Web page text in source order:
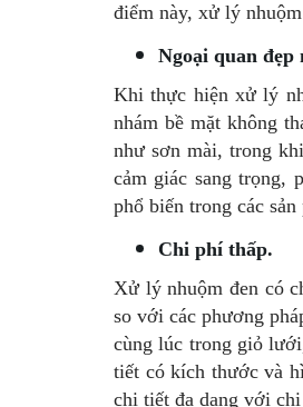
điểm này, xử lý
Ngoại quan đẹp
Khi thực hiện xử lý
nhám bề mặt không
như sơn mài, trong
cảm giác sang trọng,
phổ biến trong các
Chi phí thấp.
Xử lý nhuộm đen có
so với các phương
cùng lúc trong giỏ
tiết có kích thước và
chi tiết đa dạng với